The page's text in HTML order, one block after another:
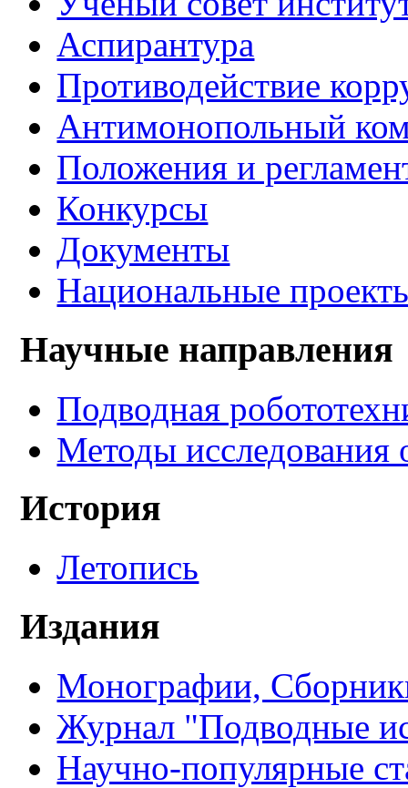
Аспирантура
Противодействие
Антимонопольный
Положения и
Конкурсы
Документы
Национальные
Научные направления
Подводная
Методы исследования
История
Летопись
Издания
Монографии,
Журнал "Подводные
Научно-популярные